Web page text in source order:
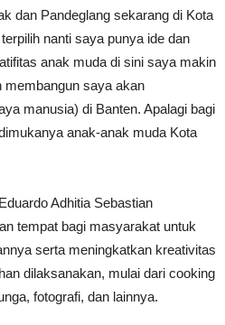
dan Pandeglang sekarang di Kota
nanti saya punya ide dan
anak muda di sini saya makin
membangun saya akan
manusia) di Banten. Apalagi bagi
anak-anak muda Kota
Adhitia Sebastian
tempat bagi masyarakat untuk
serta meningkatkan kreativitas
dilaksanakan, mulai dari cooking
fotografi, dan lainnya.